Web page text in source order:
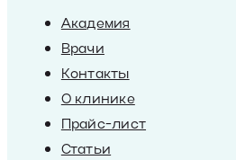
Академия
Врачи
Контакты
О клинике
Прайс-лист
Статьи